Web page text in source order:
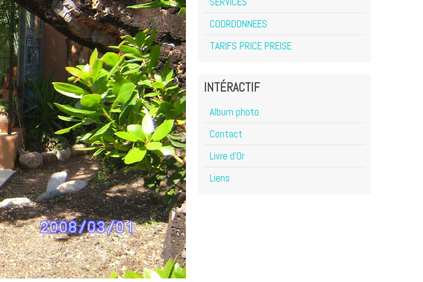
COORDONNEES
TARIFS PRICE PREISE
INTÉRACTIF
Album photo
Contact
Livre d'Or
Liens